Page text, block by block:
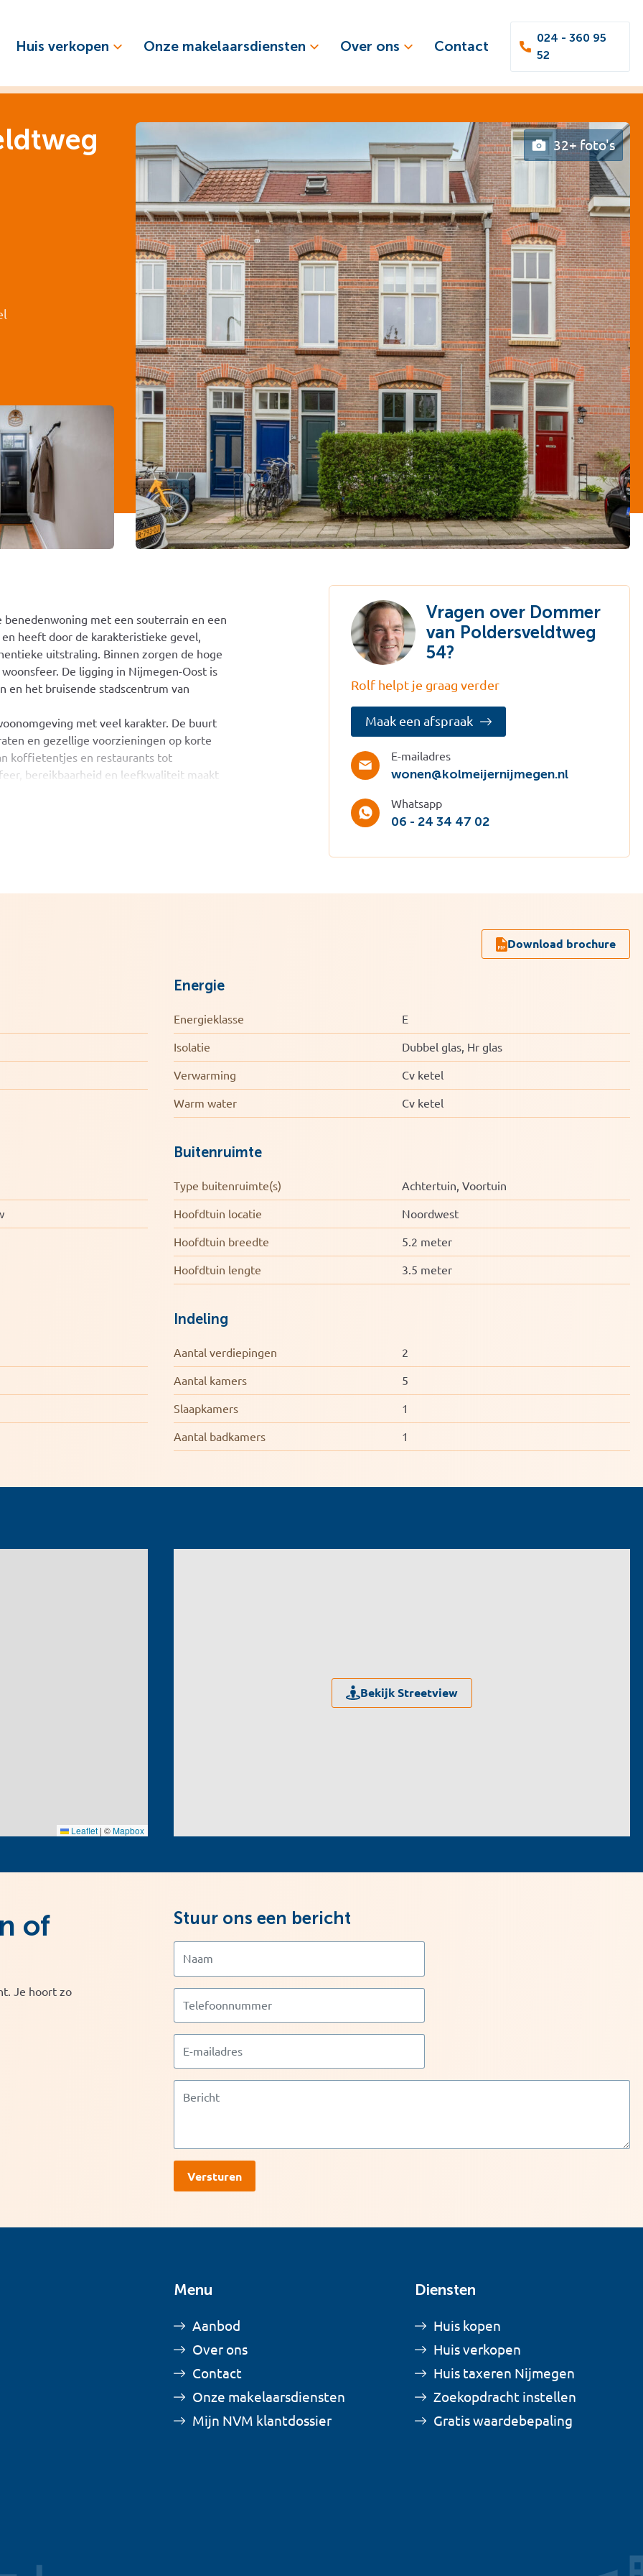
Huis verkopen Onze makelaarsdiensten Over ons Contact
024 - 360 95
52
32+ foto's
met een souterrain en een
heeft door de karakteristieke gevel,
uitstraling. Binnen zorgen de hoge
De ligging in Nijmegen-Oost is
en het bruisende stadscentrum van
met veel karakter. De buurt
en gezellige voorzieningen op korte
koffietentjes en restaurants tot
bereikbaarheid en leefkwaliteit maakt
bevindt zich een extra kamer met de
moment in gebruik is als slaapkamer.
Vragen over Dommer
van Poldersveldtweg
54?
Rolf helpt je graag verder
Maak een afspraak
E-mailadres
wonen@kolmeijernijmegen.nl
Whatsapp
06 - 24 34 47 02
Download brochure
Energie
Energieklasse E
Isolatie Dubbel glas, Hr glas
Verwarming Cv ketel
Warm water Cv ketel
Buitenruimte
Type buitenruimte(s) Achtertuin, Voortuin
Hoofdtuin locatie Noordwest
Hoofdtuin breedte 5.2 meter
Hoofdtuin lengte 3.5 meter
Indeling
Aantal verdiepingen 2
Aantal kamers 5
Slaapkamers 1
Aantal badkamers 1
Leaflet | ©Mapbox
Bekijk Streetview
of
Je hoort zo
Stuur ons een bericht
Menu
Aanbod
Over ons
Contact
Onze makelaarsdiensten
Mijn NVM klantdossier
Diensten
Huis kopen
Huis verkopen
Huis taxeren Nijmegen
Zoekopdracht instellen
Gratis waardebepaling